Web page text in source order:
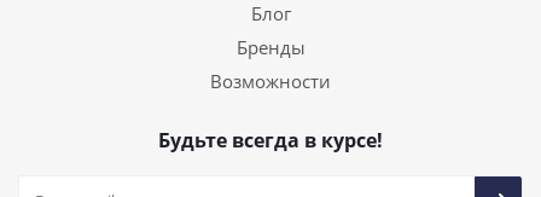
Блог
Бренды
Возможности
Будьте всегда в курсе!